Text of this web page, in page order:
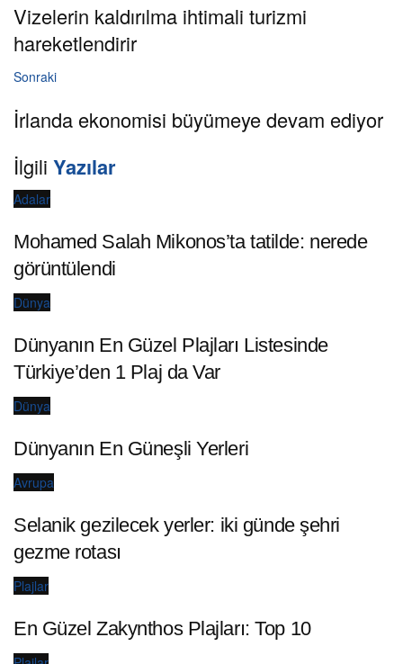
Vizelerin kaldırılma ihtimali turizmi
hareketlendirir
Sonraki
İrlanda ekonomisi büyümeye devam ediyor
İlgili Yazılar
Adalar
Mohamed Salah Mikonos’ta tatilde: nerede
görüntülendi
Dünya
Dünyanın En Güzel Plajları Listesinde
Türkiye’den 1 Plaj da Var
Dünya
Dünyanın En Güneşli Yerleri
Avrupa
Selanik gezilecek yerler: iki günde şehri
gezme rotası
Plajlar
En Güzel Zakynthos Plajları: Top 10